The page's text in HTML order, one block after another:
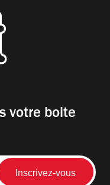
votre boite